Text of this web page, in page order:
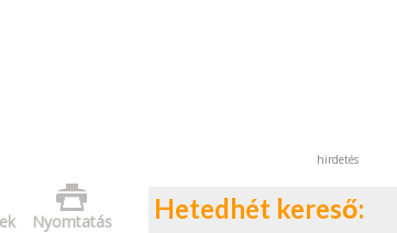
Nyomtatás
hirdetés
Hetedhét kereső: